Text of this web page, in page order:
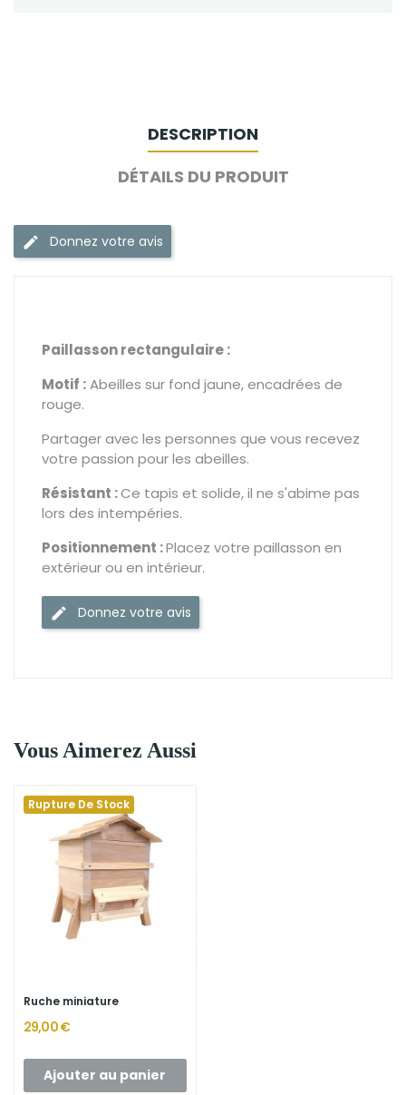
DESCRIPTION
DÉTAILS DU PRODUIT
Donnez votre avis
Paillasson rectangulaire :
Motif :Abeilles sur fond jaune, encadrées de
rouge.
Partager avec les personnes que vous recevez
votre passion pour les abeilles.
Résistant :Ce tapis et solide, il ne s'abime pas
lors des intempéries.
Positionnement :Placez votre paillasson en
extérieur ou en intérieur.
Donnez votre avis
Vous Aimerez Aussi
Rupture De Stock
Ruche miniature
29,00 €
Ajouter au panier